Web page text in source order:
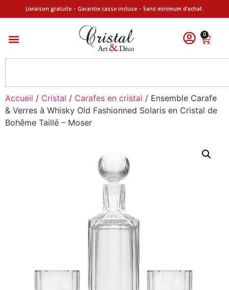
Livraison gratuite – Garantie casse incluse – Sans minimum d’achat.
0
Accueil / Cristal / Carafes en cristal / Ensemble Carafe
& Verres à Whisky Old Fashionned Solaris en Cristal de
Bohême Taillé – Moser